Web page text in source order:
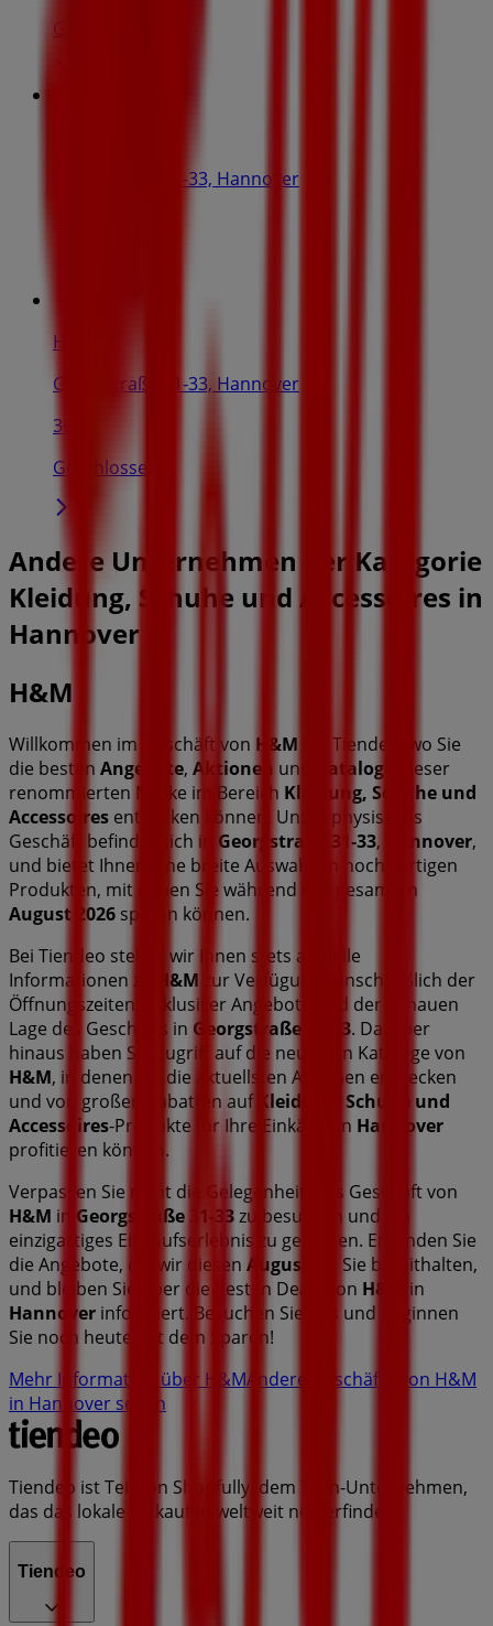
Geschlossen
Georgstraße 31-33, Hannover
H&M
Georgstraße 31-33, Hannover
36 m
Geschlossen
Andere Unternehmen der Kategorie
Kleidung, Schuhe und Accessoires in
Hannover
H&M
Willkommen im Geschäft von H&M bei Tiendeo, wo Sie
die besten Angebote, Aktionen und Kataloge
dieser
renommierten Marke im Bereich Kleidung, Schuhe und
Accessoires entdecken können. Unser physisches
Geschäft befindet sich in Georgstraße 31-33, Hannover,
und bietet Ihnen eine breite Auswahl an hochwertigen
Produkten, mit denen Sie während des gesamten
August 2026 sparen können.
Bei Tiendeo stellen wir Ihnen stets aktuelle
Informationen zu
H&M zur Verfügung, einschließlich der
Öffnungszeiten, exklusiver Angebote und der genauen
Lage des Geschäfts in Georgstraße 31-33. Darüber
hinaus haben Sie Zugriff auf die neuesten Kataloge von
H&M, in denen Sie die aktuellsten Aktionen entdecken
und von großen Rabatten auf Kleidung, Schuhe und
Accessoires-Produkte für Ihre Einkäufe in Hannover
profitieren können.
Verpassen Sie nicht die Gelegenheit, das Geschäft von
H&M in Georgstraße 31-33zu besuchen und ein
einzigartiges Einkaufserlebnis zu genießen. Erkunden Sie
die Angebote, die wir diesen August
für Sie bereithalten,
und bleiben Sie über die besten Deals von H&M
in
Hannover informiert. Besuchen Sie uns und beginnen
Sie noch heute mit dem Sparen!
Mehr Information über H&MAndere Geschäfte von H&M
in Hannover sehen
Tiendeo ist Teil von Shopfully, dem Tech-Unternehmen,
das das lokale Einkaufen weltweit neu erfindet.
Tiendeo